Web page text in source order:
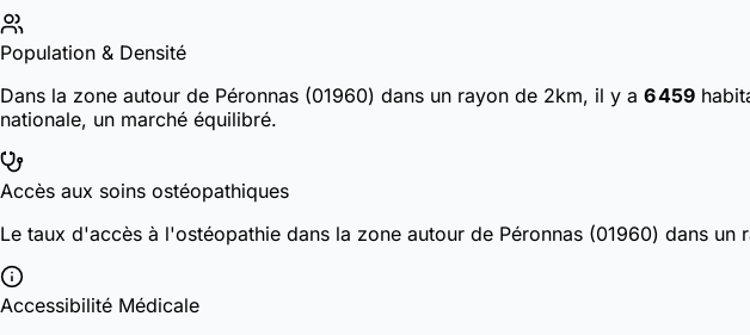
Population & Densité
Dans la zone autour de Péronnas (01960) dans un rayon de 2km, il y a 6 459
nationale, un marché équilibré.
Accès aux soins ostéopathiques
Le taux d'accès à l'ostéopathie dans la zone autour de Péronnas (01960) dans un
Accessibilité Médicale